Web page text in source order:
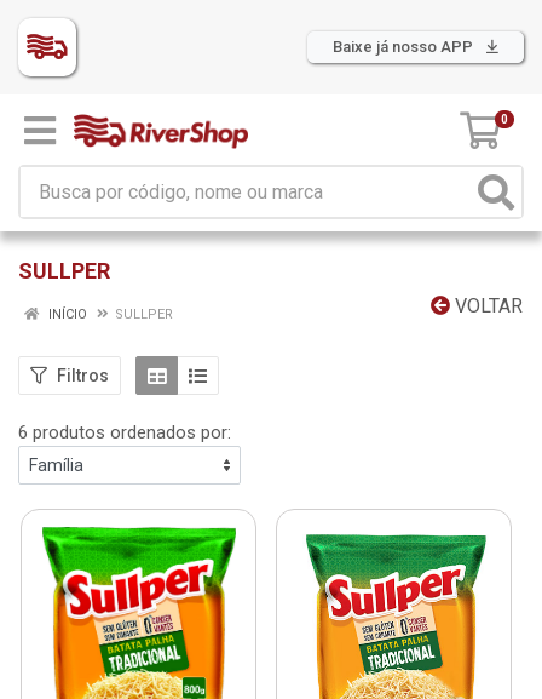
Baixe já nosso APP
0
SULLPER
VOLTAR
INÍCIO SULLPER
Filtros
6 produtos ordenados por: